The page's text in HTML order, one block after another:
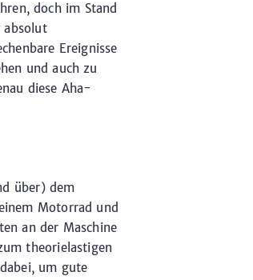
doch im Stand
absolut
Ereignisse
und auch zu
diese Aha-
über) dem
Motorrad und
an der Maschine
theorielastigen
um gute